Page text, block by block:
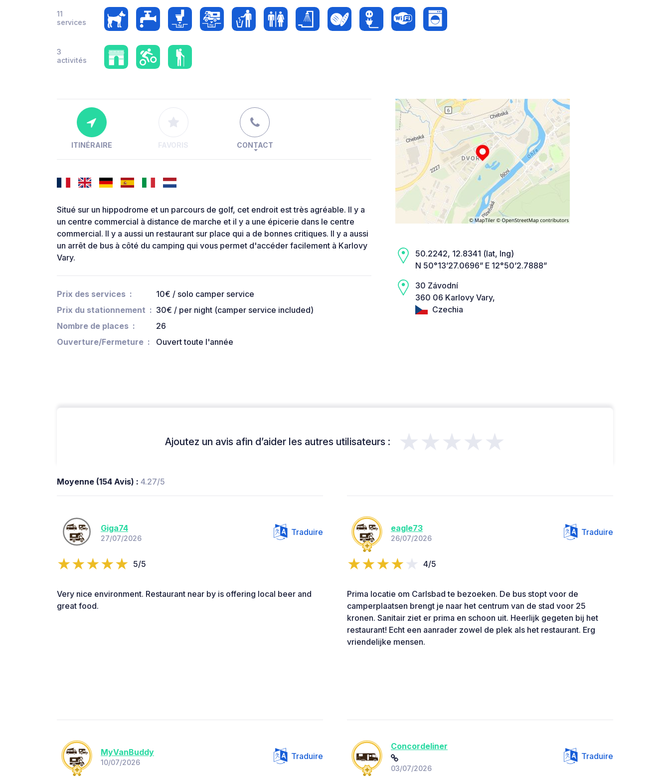
11
services
3
activités
ITINÉRAIRE FAVORIS CONTACT
Situé sur un hippodrome et un parcours de golf, cet endroit est très agréable. Il y a
un centre commercial à distance de marche et il y a une épicerie dans le centre
commercial. Il y a aussi un restaurant sur place qui a de bonnes critiques. Il y a aussi
un arrêt de bus à côté du camping qui vous permet d'accéder facilement à Karlovy
Vary.
Prix des services
10€ / solo camper service
Prix du stationnement
30€ / per night (camper service included)
Nombre de places
26
Ouverture/Fermeture
Ouvert toute l'année
50.2242, 12.8341 (lat, lng)
N 50°13’27.0696” E 12°50’2.7888”
30 Závodní
360 06 Karlovy Vary,
Czechia
Ajoutez un avis afin d’aider les autres utilisateurs : ★★★★★
Moyenne (154 Avis) : 4.27/5
Giga74
27/07/2026
Traduire
5/5
Very nice environment. Restaurant near by is offering local beer and
great food.
eagle73
26/07/2026
Traduire
4/5
Prima locatie om Carlsbad te bezoeken. De bus stopt voor de
camperplaatsen brengt je naar het centrum van de stad voor 25
kronen. Sanitair ziet er prima en schoon uit. Heerlijk gegeten bij het
restaurant! Echt een aanrader zowel de plek als het restaurant. Erg
vriendelijke mensen.
MyVanBuddy
10/07/2026
Traduire
Concordeliner
03/07/2026
Traduire